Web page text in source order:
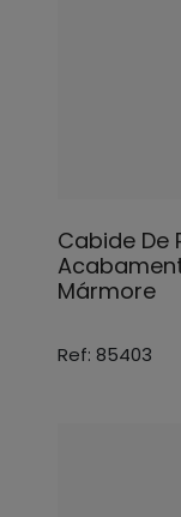
Cabide De
Mármore
Ref: 85403